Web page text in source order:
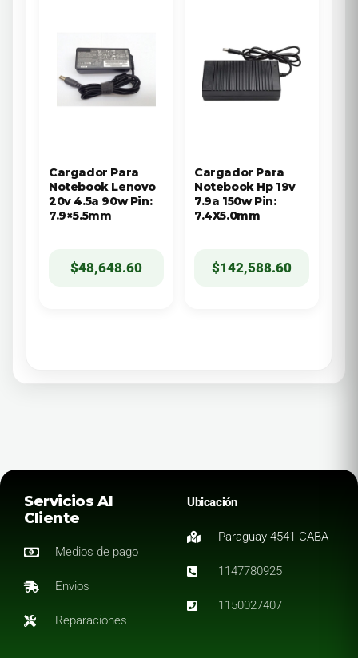
Cargador Para
Notebook Lenovo
20v 4.5a 90w Pin:
7.9×5.5mm
$48,648.60
Cargador Para
Notebook Hp 19v
7.9a 150w Pin:
7.4X5.0mm
$142,588.60
Servicios Al
Cliente
Medios de pago
Envios
Reparaciones
Ubicación
Paraguay 4541 CABA
1147780925
1150027407